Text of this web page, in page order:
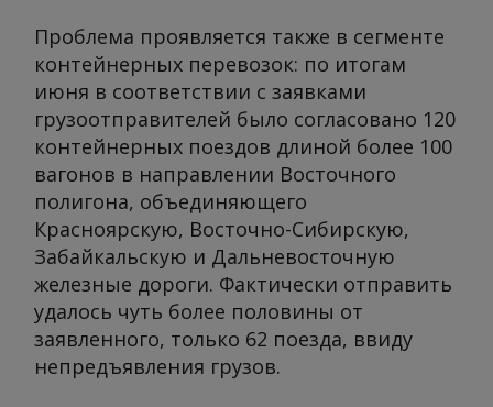
Проблема проявляется также в сегменте
контейнерных перевозок: по итогам
июня в соответствии с заявками
грузоотправителей было согласовано 120
контейнерных поездов длиной более 100
вагонов в направлении Восточного
полигона, объединяющего
Красноярскую, Восточно-Сибирскую,
Забайкальскую и Дальневосточную
железные дороги. Фактически отправить
удалось чуть более половины от
заявленного, только 62 поезда, ввиду
непредъявления грузов.